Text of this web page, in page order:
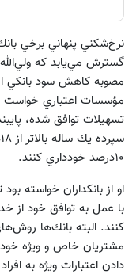
نرخ‌شكني پنهاني برخي
گسترش مي‌يابد كه
مصوبه كاهش سود بانكي
مؤسسات اعتباري خواست
تسهيلات توافق ‌شده،
۱۰درصد خودداري كنند.
او از بانكداران خواسته
با عمل به توافق خود از
كنند. البته بانك‌ها
مشتريان خاص و ويژه خود
دادن اعتبارات ويژه به